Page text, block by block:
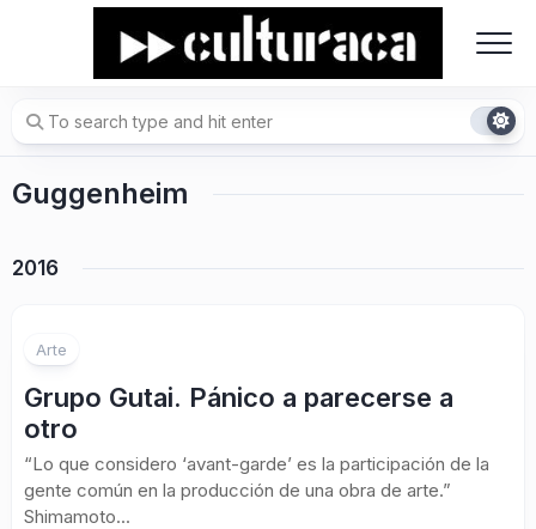
Guggenheim
2016
Arte
Grupo Gutai. Pánico a parecerse a
otro
“Lo que considero ‘avant-garde’ es la participación de la
gente común en la producción de una obra de arte.”
Shimamoto...